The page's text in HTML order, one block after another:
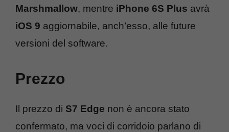
Marshmallow, mentre iPhone 6S Plus avrà
iOS 9 aggiornabile, anch’esso, alle future
versioni del software.
Prezzo
Il prezzo di S7 Edge non è ancora stato
confermato, ma voci di corridoio parlano di